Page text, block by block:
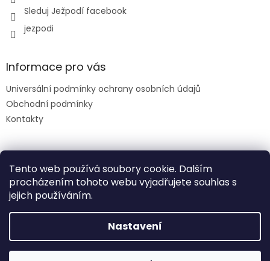
Tento web používá soubory cookie. Dalším
procházením tohoto webu vyjadřujete souhlas s
jejich používáním.
Nastavení
slevový kód: DENDETI
DOPRAVA nad 1500 ZDARMA
Sleduj Ježpodí facebook
jezpodi
Informace pro vás
Universální podmínky ochrany osobních údajů
Obchodní podmínky
Kontakty
Facebook
Vytvořil Shoptet